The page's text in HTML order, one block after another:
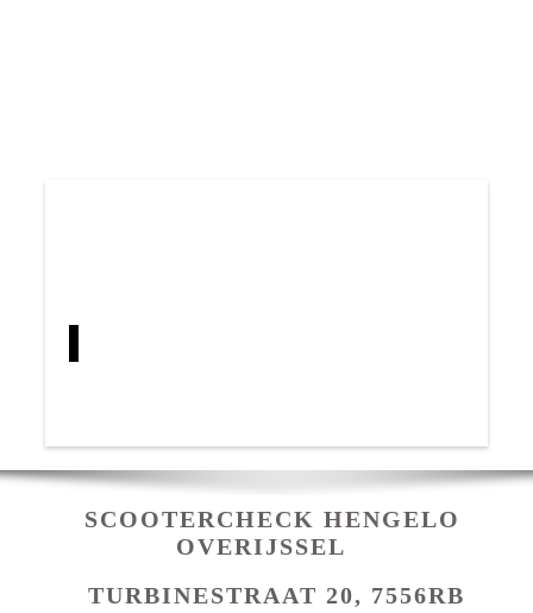
SCOOTERCHECK HENGELO
OVERIJSSEL
TURBINESTRAAT 20, 7556RB